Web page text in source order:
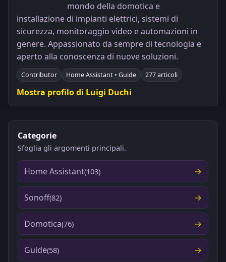
mondo della domotica e
installazione di impianti elettrici, sistemi di
sicurezza, monitoraggio video e automazioni in
genere. Appassionato da sempre di tecnologia e
aperto alla conoscenza di nuove soluzioni.
Contributor Home Assistant • Guide 277 articoli
Mostra profilo di Luigi Duchi
Categorie
Sfoglia gli argomenti principali.
Home Assistant(103)
Sonoff(82)
Domotica(76)
Guide(58)